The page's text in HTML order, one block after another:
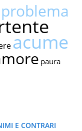
problema
acume
paura
E CONTRARI